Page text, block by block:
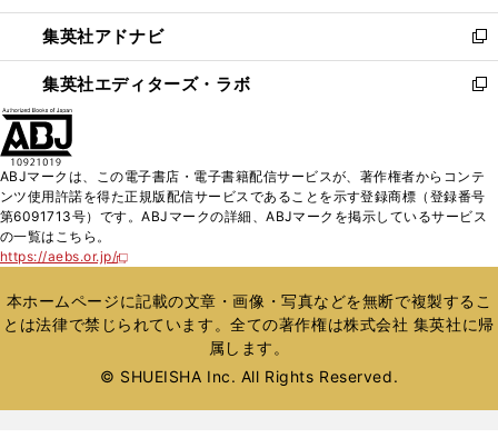
開
く
ウ
で
開
く
ン
ド
ウ
で
ウ
ィ
ン
ド
く
集英社アドナビ
新
し
い
ド
ウ
で
集英社エディターズ・ラボ
新
ィ
ン
開
く
ABJマークは、この電子書店・電子書籍配信サービスが、著作権者からコンテ
ンツ使用許諾を得た正規版配信サービスであることを示す登録商標（登録番号
第6091713号）です。ABJマークの詳細、ABJマークを掲示しているサービス
の一覧はこちら。
https://aebs.or.jp/
新
い
ウ
ィ
ウ
本ホームページに記載の文章・画像・写真などを無断で複製するこ
とは法律で禁じられています。全ての著作権は株式会社 集英社に帰
属します。
© SHUEISHA Inc. All Rights Reserved.